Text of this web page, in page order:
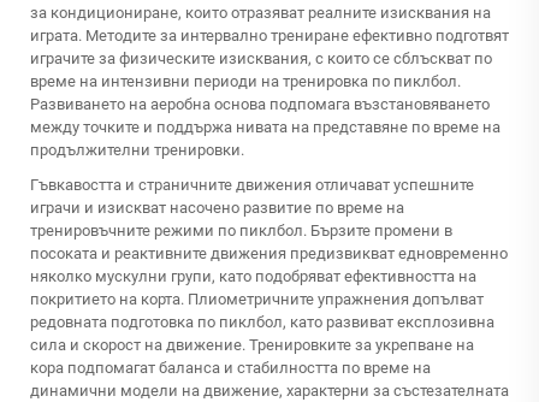
за кондициониране, които отразяват реалните изисквания на
играта. Методите за интервално трениране ефективно подготвят
играчите за физическите изисквания, с които се сблъскват по
време на интензивни периоди на тренировка по пиклбол.
Развиването на аеробна основа подпомага възстановяването
между точките и поддържа нивата на представяне по време на
продължителни тренировки.
Гъвкавостта и страничните движения отличават успешните
играчи и изискват насочено развитие по време на
тренировъчните режими по пиклбол. Бързите промени в
посоката и реактивните движения предизвикват едновременно
няколко мускулни групи, като подобряват ефективността на
покритието на корта. Плиометричните упражнения допълват
редовната подготовка по пиклбол, като развиват експлозивна
сила и скорост на движение. Тренировките за укрепване на
кора подпомагат баланса и стабилността по време на
динамични модели на движение, характерни за състезателната